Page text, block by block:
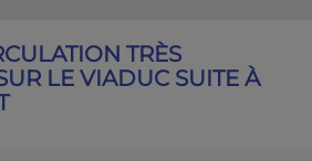
TRÈS
LE VIADUC SUITE À